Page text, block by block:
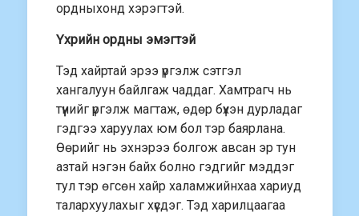
ордныхонд хэрэгтэй.
Үхрийн ордны эмэгтэй
Тэд хайртай эрээ үргэлж сэтгэл
хангалуун байлгаж чаддаг. Хамтрагч нь
түүнийг үргэлж магтаж, өдөр бүхэн дурладаг
гэдгээ харуулах юм бол тэр баярлана.
Өөрийг нь эхнэрээ болгож авсан эр тун
азтай нэгэн байх болно гэдгийг мэддэг
тул тэр өгсөн хайр халамжийнхаа хариуд
талархуулахыг хүсдэг. Тэд харилцаагаа